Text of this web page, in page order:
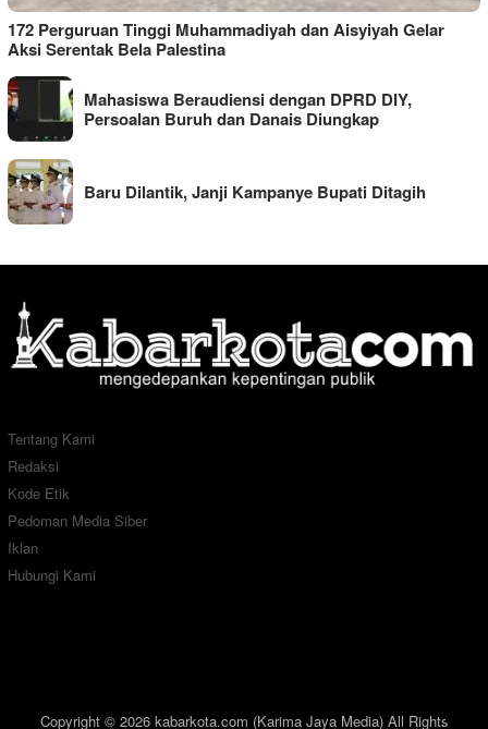
172 Perguruan Tinggi Muhammadiyah dan Aisyiyah Gelar
Aksi Serentak Bela Palestina
Mahasiswa Beraudiensi dengan DPRD DIY,
Persoalan Buruh dan Danais Diungkap
Baru Dilantik, Janji Kampanye Bupati Ditagih
Tentang Kami
Redaksi
Kode Etik
Pedoman Media Siber
Iklan
Hubungi Kami
Copyright © 2026 kabarkota.com (Karima Jaya Media) All Rights